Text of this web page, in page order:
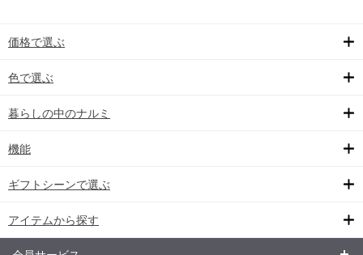
価格で選ぶ
色で選ぶ
暮らしの中のナルミ
機能
ギフトシーンで選ぶ
アイテムから探す